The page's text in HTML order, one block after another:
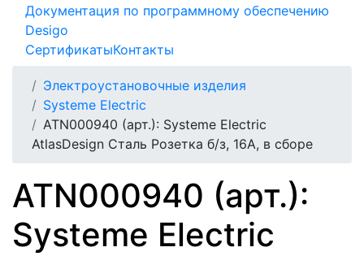
Документация по программному обеспечению
Desigo
СертификатыКонтакты
Электроустановочные изделия
Systeme Electric
ATN000940 (арт.): Systeme Electric
AtlasDesign Сталь Розетка б/з, 16А, в сборе
ATN000940 (арт.):
Systeme Electric